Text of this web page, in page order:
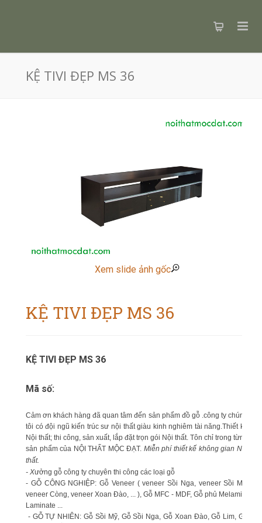
KỆ TIVI ĐẸP MS 36
Xem slide ảnh gốc
KỆ TIVI ĐẸP MS 36
KỆ TIVI ĐẸP MS 36
Mã số:
Cảm ơn khách hàng đã quan tâm đến sản phẩm đồ gỗ .công ty chúng
tôi có đội ngũ kiến trúc sư nội thất giàu kinh nghiêm tài năng.Thiết kế
Nội thất; thi công, sản xuất, lắp đặt trọn gói Nội thất. Tôn chỉ trong từng
sản phẩm của NỘI THẤT MỘC ĐẠT. Miễn phí thiết kế không gian Nội
thất.
- Xưởng gỗ công ty chuyên thi công các loại gỗ
- GỖ CÔNG NGHIỆP: Gỗ Veneer ( veneer Sồi Nga, veneer Sồi Mỹ,
veneer Còng, veneer Xoan Đào, ... ), Gỗ MFC - MDF, Gỗ phủ Melamin,
Laminate ...
- GỖ TỰ NHIÊN: Gỗ Sồi Mỹ, Gỗ Sồi Nga, Gỗ Xoan Đào, Gỗ Lim, Gỗ